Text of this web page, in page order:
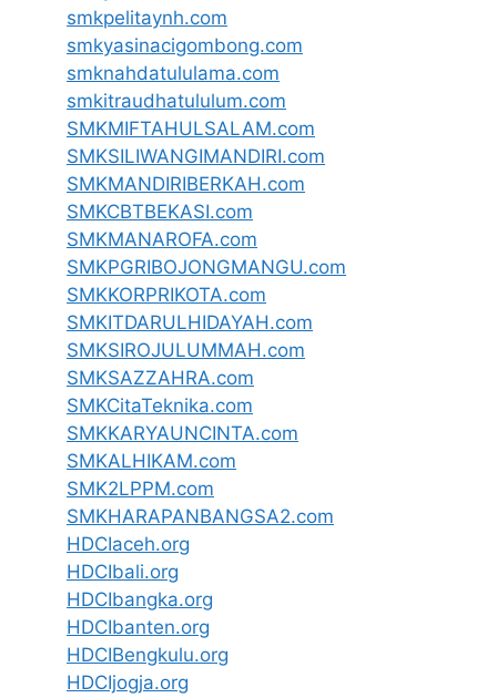
smkpelitaynh.com
smkyasinacigombong.com
smknahdatululama.com
smkitraudhatululum.com
SMKMIFTAHULSALAM.com
SMKSILIWANGIMANDIRI.com
SMKMANDIRIBERKAH.com
SMKCBTBEKASI.com
SMKMANAROFA.com
SMKPGRIBOJONGMANGU.com
SMKKORPRIKOTA.com
SMKITDARULHIDAYAH.com
SMKSIROJULUMMAH.com
SMKSAZZAHRA.com
SMKCitaTeknika.com
SMKKARYAUNCINTA.com
SMKALHIKAM.com
SMK2LPPM.com
SMKHARAPANBANGSA2.com
HDCIaceh.org
HDCIbali.org
HDCIbangka.org
HDCIbanten.org
HDCIBengkulu.org
HDCIjogja.org